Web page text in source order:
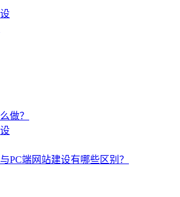
做？
PC端网站建设有哪些区别？